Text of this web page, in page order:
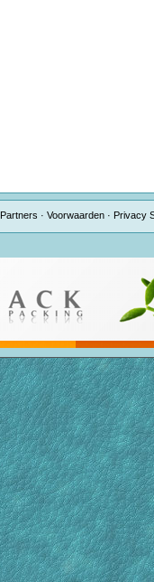
Partners ·Voorwaarden · Privacy